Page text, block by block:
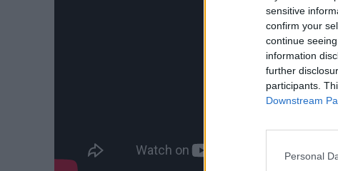
sensitive
confirm your
continue
information
further
participants.
Downstream
Personal